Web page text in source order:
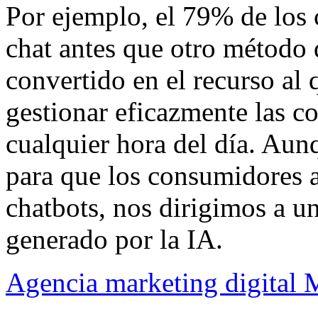
Por ejemplo, el 79% de
chat antes que otro
convertido en el recurso al
gestionar eficazmente las
cualquier hora del día.
para que los consumidores
chatbots, nos dirigimos a
generado por la IA.
Agencia marketing digital